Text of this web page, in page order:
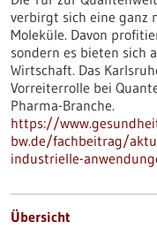
verbirgt sich eine ganz
Moleküle. Davon
sondern es bieten sich
Wirtschaft. Das
Vorreiterrolle bei
Pharma-Branche.
https://
bw.de/fachbeitrag/
industrielle-
Übersicht